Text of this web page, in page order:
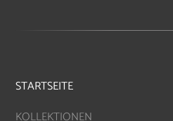
STARTSEITE
KOLLEKTIONEN